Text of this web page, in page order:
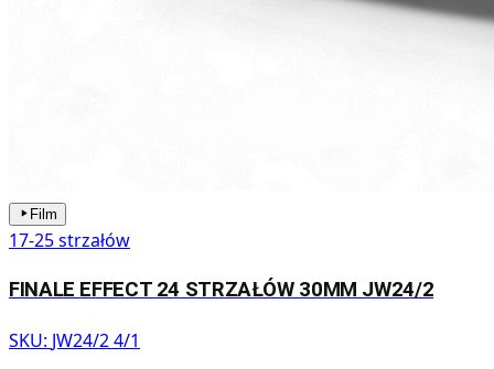
Film
17-25 strzałów
FINALE EFFECT 24 STRZAŁÓW 30MM JW24/2
SKU: JW24/2 4/1